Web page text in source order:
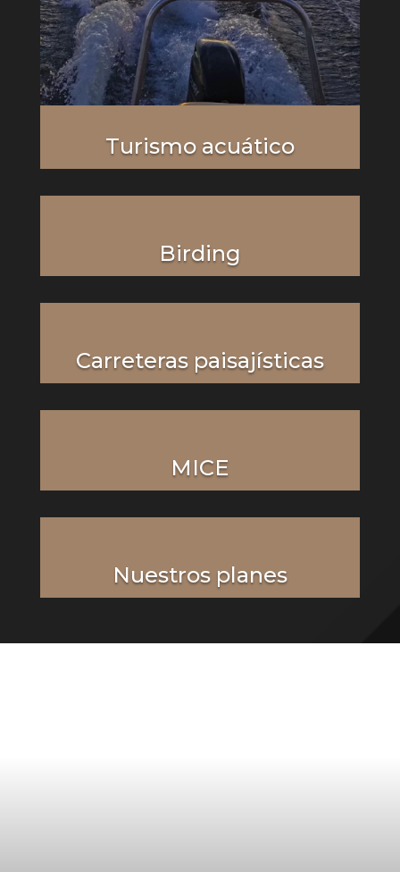
Turismo acuático
Birding
Carreteras paisajísticas
MICE
Nuestros planes